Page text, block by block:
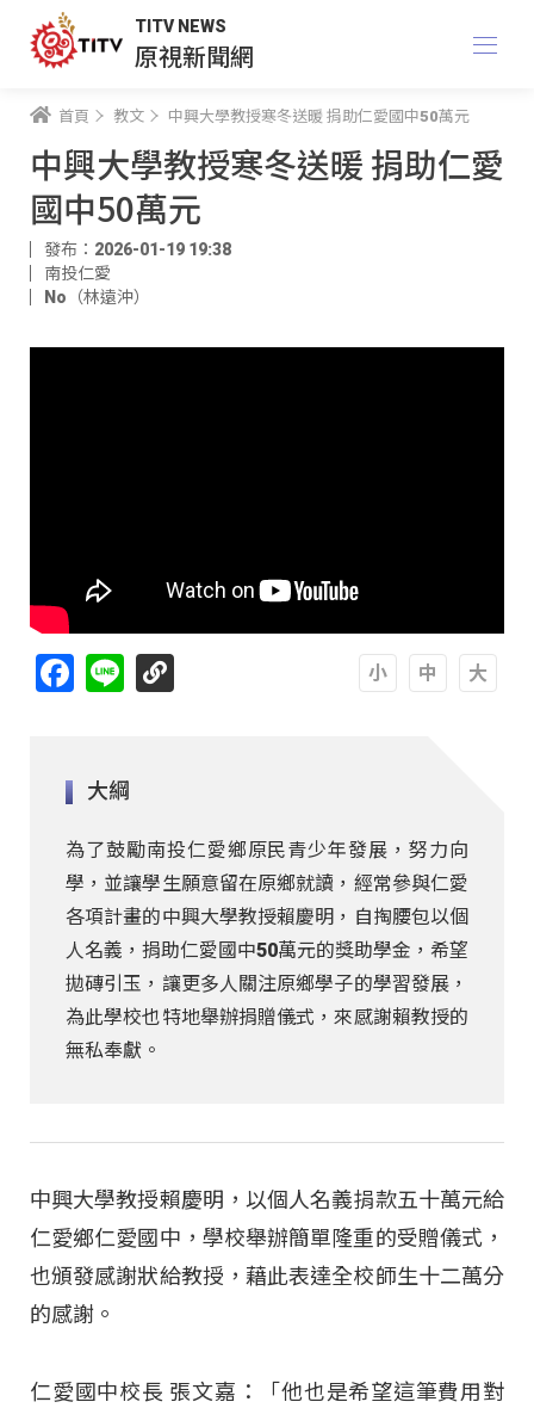
TITV NEWS
原視新聞網
首頁 教文 中興大學教授寒冬送暖 捐助仁愛國中50萬元
中興大學教授寒冬送暖 捐助仁愛
國中50萬元
發布：2026-01-19 19:38
南投仁愛
No（林遠沖）
Facebook
Line
大綱
為了鼓勵南投仁愛鄉原民青少年發展，努力向
學，並讓學生願意留在原鄉就讀，經常參與仁愛
各項計畫的中興大學教授賴慶明，自掏腰包以個
人名義，捐助仁愛國中50萬元的獎助學金，希望
拋磚引玉，讓更多人關注原鄉學子的學習發展，
為此學校也特地舉辦捐贈儀式，來感謝賴教授的
無私奉獻。
中興大學教授賴慶明，以個人名義捐款五十萬元給
仁愛鄉仁愛國中，學校舉辦簡單隆重的受贈儀式，
也頒發感謝狀給教授，藉此表達全校師生十二萬分
的感謝。
仁愛國中校長 張文嘉：「他也是希望這筆費用對